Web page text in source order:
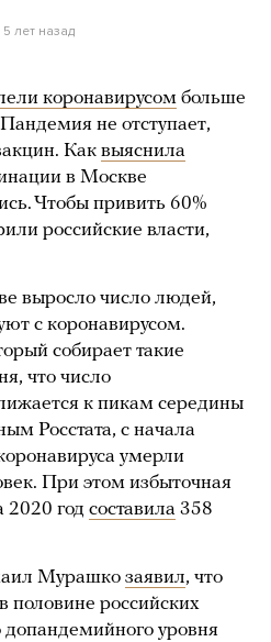
5 лет назад
коронавирусом больше
не отступает,
Как выяснила
в Москве
Чтобы привить 60%
российские власти,
выросло число людей,
с коронавирусом.
собирает такие
что число
к пикам середины
Росстата, с начала
умерли
При этом избыточная
2020 год составила 358
Мурашко заявил, что
половине российских
допандемийного уровня